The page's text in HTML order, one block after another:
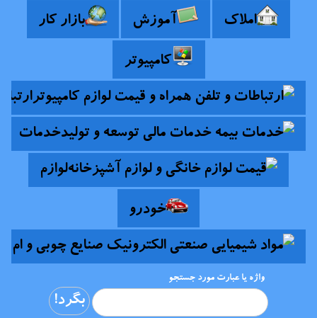
املاک آموزش بازار کار
کامپیوتر
خدمات
لوازم
خودرو
واژه یا عبارت مورد جستجو